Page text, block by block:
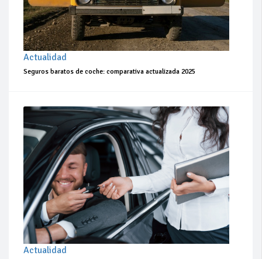
Actualidad
Seguros baratos de coche: comparativa actualizada 2025
Actualidad